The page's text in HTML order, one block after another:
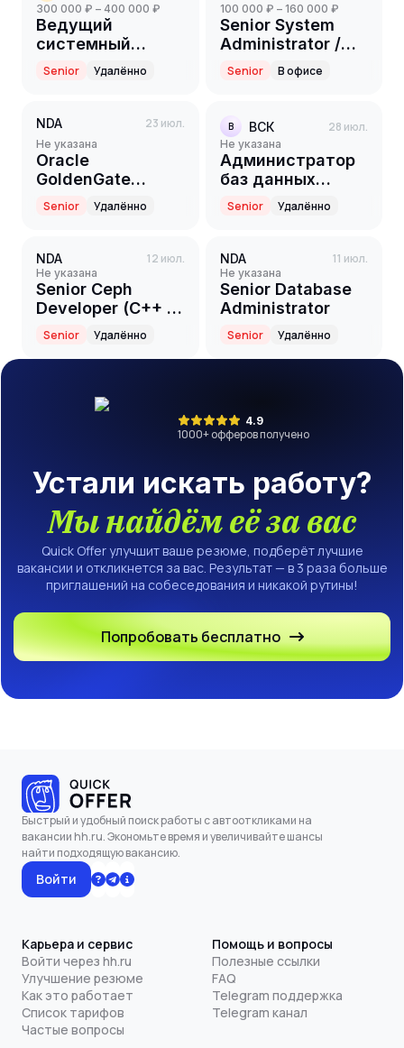
300 000 ₽ – 400 000 ₽
Ведущий
системный
программист С/
С++ QNX
Senior Удалённо
100 000 ₽ – 160 000 ₽
Senior System
Administrator /
Старший
системный
Senior В офисе
NDA 23 июл.
Не указана
Oracle
GoldenGate
Engineer
(Microservices
Senior Удалённо
В ВСК 28 июл.
Не указана
Администратор
баз данных
(Oracle/PostgreSQL)
Senior Удалённо
NDA 12 июл.
Не указана
Senior Ceph
Developer (C++ /
Python / Cloud-
Native Storage)
Senior Удалённо
NDA 11 июл.
Не указана
Senior Database
Administrator
Senior Удалённо
4.9
1000+ офферов получено
Устали искать работу?
Мы найдём её за вас
Quick Offer улучшит ваше резюме, подберёт лучшие
вакансии и откликнется за вас. Результат — в 3 раза больше
приглашений на собеседования и никакой рутины!
Попробовать бесплатно
Быстрый и удобный поиск работы с автооткликами на
вакансии hh.ru. Экономьте время и увеличивайте шансы
найти подходящую вакансию.
Войти
Карьера и сервис
Войти через hh.ru
Улучшение резюме
Как это работает
Список тарифов
Частые вопросы
Помощь и вопросы
Полезные ссылки
FAQ
Telegram поддержка
Telegram канал